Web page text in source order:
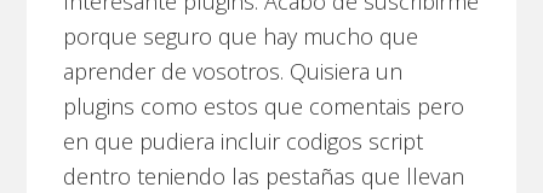
porque seguro que hay mucho que
aprender de vosotros. Quisiera un
plugins como estos que comentais pero
en que pudiera incluir codigos script
dentro teniendo las pestañas que llevan